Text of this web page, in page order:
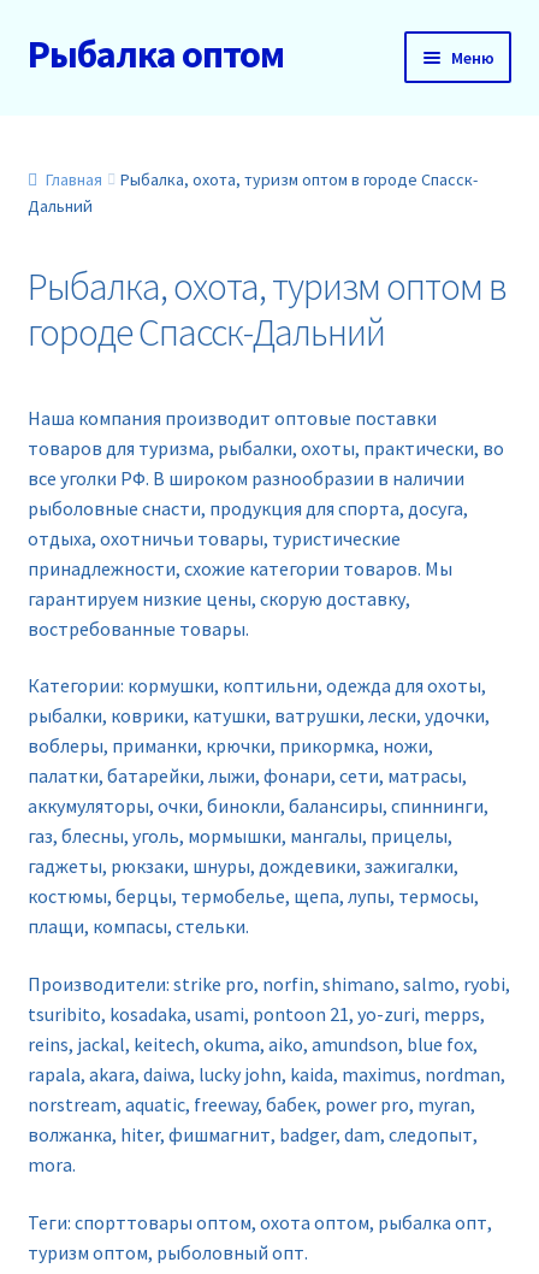
Перейти
к
Перейти
к
Рыбалка оптом Меню
О нас
Акции
Контакты
Главная
Рыбалка, охота, туризм оптом в городе Спасск-
Дальний
Рыбалка, охота, туризм оптом в
городе Спасск-Дальний
Наша компания производит оптовые поставки
товаров для туризма, рыбалки, охоты, практически, во
все уголки РФ. В широком разнообразии в наличии
рыболовные снасти, продукция для спорта, досуга,
отдыха, охотничьи товары, туристические
принадлежности, схожие категории товаров. Мы
гарантируем низкие цены, скорую доставку,
востребованные товары.
Категории: кормушки, коптильни, одежда для охоты,
рыбалки, коврики, катушки, ватрушки, лески, удочки,
воблеры, приманки, крючки, прикормка, ножи,
палатки, батарейки, лыжи, фонари, сети, матрасы,
аккумуляторы, очки, бинокли, балансиры, спиннинги,
газ, блесны, уголь, мормышки, мангалы, прицелы,
гаджеты, рюкзаки, шнуры, дождевики, зажигалки,
костюмы, берцы, термобелье, щепа, лупы, термосы,
плащи, компасы, стельки.
Производители: strike pro, norfin, shimano, salmo, ryobi,
tsuribito, kosadaka, usami, pontoon 21, yo-zuri, mepps,
reins, jackal, keitech, okuma, aiko, amundson, blue fox,
rapala, akara, daiwa, lucky john, kaida, maximus, nordman,
norstream, aquatic, freeway, бабек, power pro, myran,
волжанка, hiter, фишмагнит, badger, dam, следопыт,
mora.
Теги: спорттовары оптом, охота оптом, рыбалка опт,
туризм оптом, рыболовный опт.